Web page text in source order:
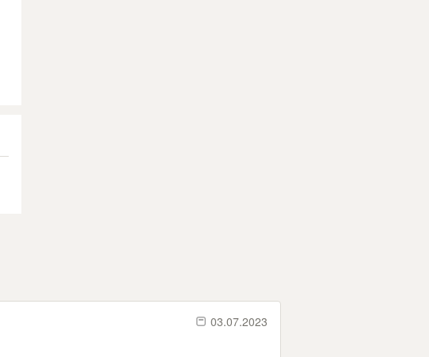
03.07.2023